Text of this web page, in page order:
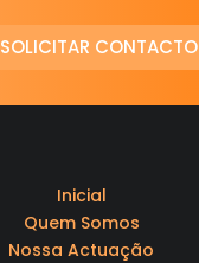
SOLICITAR CONTACTO
Inicial
Quem Somos
Nossa Actuação